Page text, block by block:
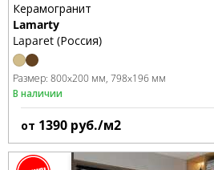
Керамогранит
Lamarty
Laparet (Россия)
Размер: 800x200 мм 798x196 мм
В наличии
от 1390 руб./м2